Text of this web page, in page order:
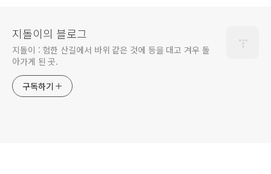
지돌이의 블로그
지돌이 : 험한 산길에서 바위 같은 것에 등을 대고 겨우 돌
아가게 된 곳.
구독하기